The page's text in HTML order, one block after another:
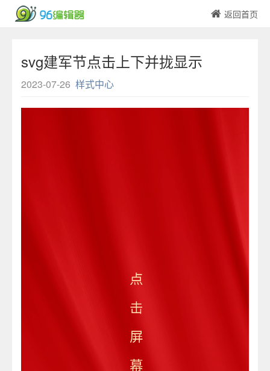
返回首页
svg建军节点击上下并拢显示
2023-07-26 样式中心